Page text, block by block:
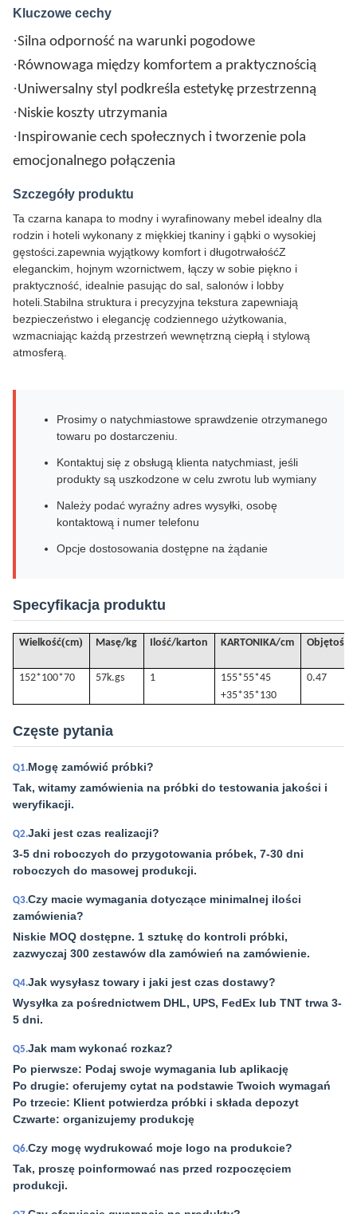
Kluczowe cechy
·Silna odporność na warunki pogodowe
·Równowaga między komfortem a praktycznością
·Uniwersalny styl podkreśla estetykę przestrzenną
·Niskie koszty utrzymania
·Inspirowanie cech społecznych i tworzenie pola
emocjonalnego połączenia
Szczegóły produktu
Ta czarna kanapa to modny i wyrafinowany mebel idealny dla
rodzin i hoteli wykonany z miękkiej tkaniny i gąbki o wysokiej
gęstości.zapewnia wyjątkowy komfort i długotrwałośćZ
eleganckim, hojnym wzornictwem, łączy w sobie piękno i
praktyczność, idealnie pasując do sal, salonów i lobby
hoteli.Stabilna struktura i precyzyjna tekstura zapewniają
bezpieczeństwo i elegancję codziennego użytkowania,
wzmacniając każdą przestrzeń wewnętrzną ciepłą i stylową
atmosferą.
Prosimy o natychmiastowe sprawdzenie otrzymanego
towaru po dostarczeniu.
Kontaktuj się z obsługą klienta natychmiast, jeśli
produkty są uszkodzone w celu zwrotu lub wymiany
Należy podać wyraźny adres wysyłki, osobę
kontaktową i numer telefonu
Opcje dostosowania dostępne na żądanie
Specyfikacja produktu
Wielkość(cm) Masę/kg Ilość/karton KARTONIKA/cm Objętość
152*100*70 57k.gs 1
155*55*45
+35*35*130
0.47
Częste pytania
Q1.Mogę zamówić próbki?
Tak, witamy zamówienia na próbki do testowania jakości i
weryfikacji.
Q2.Jaki jest czas realizacji?
3-5 dni roboczych do przygotowania próbek, 7-30 dni
roboczych do masowej produkcji.
Q3.Czy macie wymagania dotyczące minimalnej ilości
zamówienia?
Niskie MOQ dostępne. 1 sztukę do kontroli próbki,
zazwyczaj 300 zestawów dla zamówień na zamówienie.
Q4.Jak wysyłasz towary i jaki jest czas dostawy?
Wysyłka za pośrednictwem DHL, UPS, FedEx lub TNT trwa 3-
5 dni.
Q5.Jak mam wykonać rozkaz?
Po pierwsze: Podaj swoje wymagania lub aplikację
Po drugie: oferujemy cytat na podstawie Twoich wymagań
Po trzecie: Klient potwierdza próbki i składa depozyt
Czwarte: organizujemy produkcję
Q6.Czy mogę wydrukować moje logo na produkcie?
Tak, proszę poinformować nas przed rozpoczęciem
produkcji.